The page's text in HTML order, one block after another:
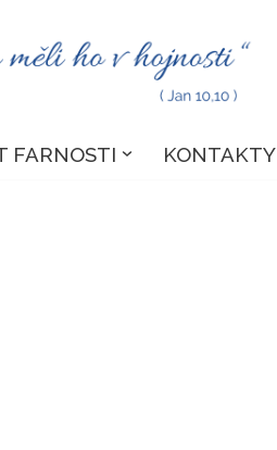
FARNOSTI KONTAKTY